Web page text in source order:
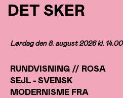
DET SKER
Lørdag den 8. august 2026 kl. 14.00
RUNDVISNING // ROSA
SEJL - SVENSK
MODERNISME FRA